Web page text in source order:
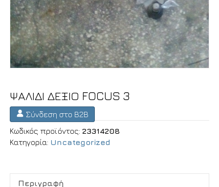
ΨΑΛΙΔΙ ΔΕΞΙΟ FOCUS 3
Σύνδεση στο B2B
Κωδικός προϊόντος: 23314208
Κατηγορία: Uncategorized
Περιγραφή